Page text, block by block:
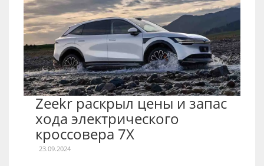
Zeekr раскрыл цены и запас
хода электрического
кроссовера 7X
23.09.2024